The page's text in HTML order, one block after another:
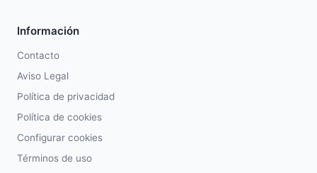
Información
Contacto
Aviso Legal
Política de privacidad
Política de cookies
Configurar cookies
Términos de uso